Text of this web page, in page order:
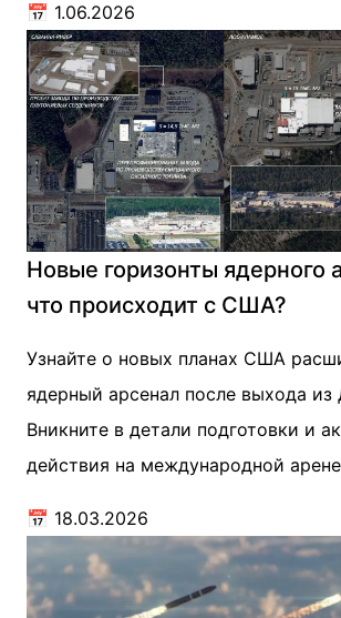
📅 1.06.2026
Новые горизонты ядерного
что происходит с США?
Узнайте о новых планах США
ядерный арсенал после выхода
Вникните в детали подготовки и
действия на международной
📅 18.03.2026